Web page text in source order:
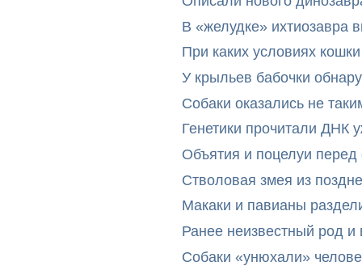
В «желудке» ихтиозавра
При каких условиях
У крыльев бабочки
Собаки оказались не
Генетики прочитали ДНК
Объятия и поцелуи
Стволовая змея из
Макаки и павианы
Ранее неизвестный род и
Собаки «унюхали»